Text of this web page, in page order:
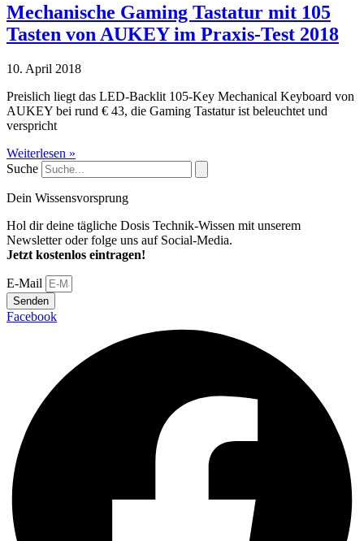
Mechanische Gaming Tastatur mit 105
Tasten von AUKEY im Praxis-Test 2018
10. April 2018
Preislich liegt das LED-Backlit 105-Key Mechanical Keyboard von
AUKEY bei rund € 43, die Gaming Tastatur ist beleuchtet und
verspricht
Weiterlesen »
Suche
Dein Wissensvorsprung
Hol dir deine tägliche Dosis Technik-Wissen mit unserem
Newsletter oder folge uns auf Social-Media.
Jetzt kostenlos eintragen!
E-Mail
Senden
Facebook